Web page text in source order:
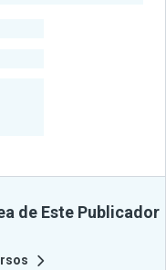
de Este Publicador